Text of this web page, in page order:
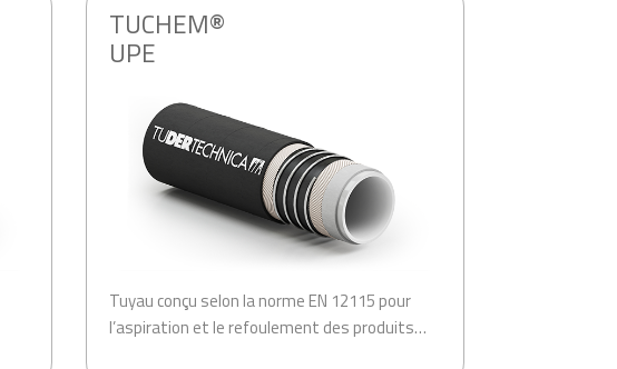
TUCHEM®
UPE
Tuyau conçu selon la norme EN 12115 pour
l’aspiration et le refoulement des produits…